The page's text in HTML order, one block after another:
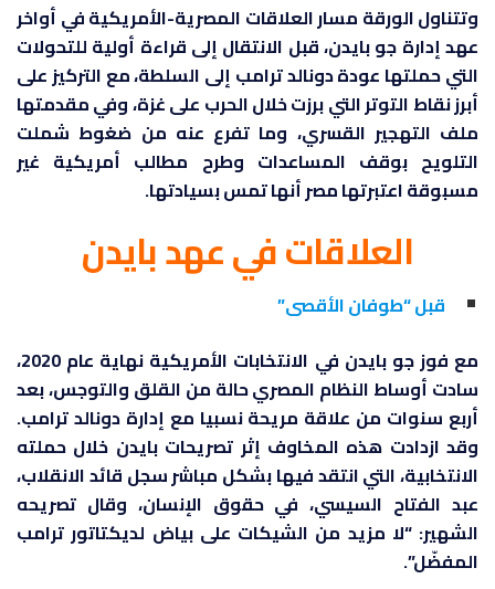
وتتناول الورقة مسار العلاقات المصرية-الأمريكية في أواخر
عهد إدارة جو بايدن، قبل الانتقال إلى قراءة أولية للتحولات
التي حملتها عودة دونالد ترامب إلى السلطة، مع التركيز على
أبرز نقاط التوتر التي برزت خلال الحرب على غزة، وفي مقدمتها
ملف التهجير القسري، وما تفرع عنه من ضغوط شملت
التلويح بوقف المساعدات وطرح مطالب أمريكية غير
مسبوقة اعتبرتها مصر أنها تمس بسيادتها.
العلاقات في عهد بايدن
قبل “طوفان الأقصى”
مع فوز جو بايدن في الانتخابات الأمريكية نهاية عام 2020،
سادت أوساط النظام المصري حالة من القلق والتوجس، بعد
أربع سنوات من علاقة مريحة نسبيا مع إدارة دونالد ترامب.
وقد ازدادت هذه المخاوف إثر تصريحات بايدن خلال حملته
الانتخابية، التي انتقد فيها بشكل مباشر سجل قائد الانقلاب،
عبد الفتاح السيسي، في حقوق الإنسان، وقال تصريحه
الشهير: “لا مزيد من الشيكات على بياض لديكتاتور ترامب
المفضّل”.